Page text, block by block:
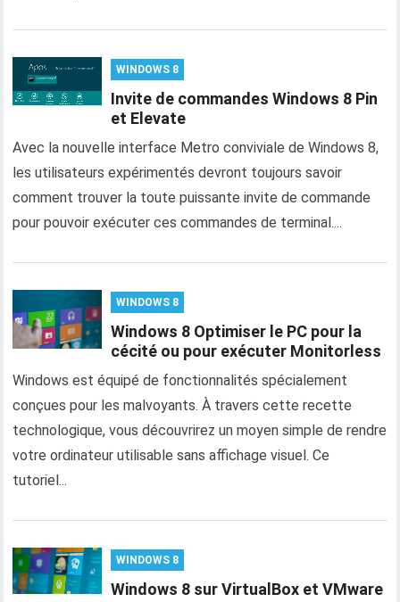
WINDOWS 8
Invite de commandes Windows 8 Pin
et Elevate
Avec la nouvelle interface Metro conviviale de Windows 8,
les utilisateurs expérimentés devront toujours savoir
comment trouver la toute puissante invite de commande
pour pouvoir exécuter ces commandes de terminal....
WINDOWS 8
Windows 8 Optimiser le PC pour la
cécité ou pour exécuter Monitorless
Windows est équipé de fonctionnalités spécialement
conçues pour les malvoyants. À travers cette recette
technologique, vous découvrirez un moyen simple de rendre
votre ordinateur utilisable sans affichage visuel. Ce
tutoriel...
WINDOWS 8
Windows 8 sur VirtualBox et VMware